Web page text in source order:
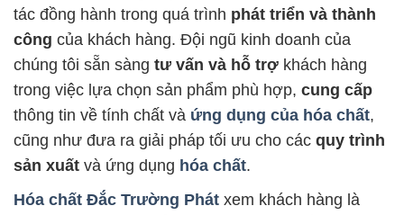
tác đồng hành trong quá trình phát triển và thành
công của khách hàng. Đội ngũ kinh doanh của
chúng tôi sẵn sàng tư vấn và hỗ trợ khách hàng
trong việc lựa chọn sản phẩm phù hợp, cung cấp
thông tin về tính chất và ứng dụng của hóa chất,
cũng như đưa ra giải pháp tối ưu cho các quy trình
sản xuất và ứng dụng hóa chất.
Hóa chất Đắc Trường Phát xem khách hàng là